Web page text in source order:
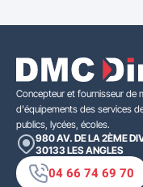
Concepteur et fournisseur de
d'équipements des services
publics, lycées, écoles.
980 AV. DE LA 2ÈME
30133 LES ANGLES
04 66 74 69 70